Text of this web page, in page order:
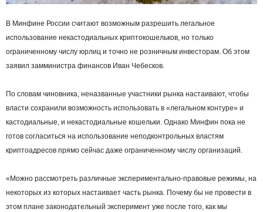
В Минфине России считают возможным разрешить легальное
использование некастодиальных криптокошельков, но только
ограниченному числу юрлиц и точно не розничным инвесторам. Об этом
заявил замминистра финансов Иван Чебесков.
По словам чиновника, неназванные участники рынка настаивают, чтобы
власти сохранили возможность использовать в «легальном контуре» и
кастодиальные, и некастодиальные кошельки. Однако Минфин пока не
готов согласиться на использование неподконтрольных властям
криптоадресов прямо сейчас даже ограниченному числу организаций.
«Можно рассмотреть различные экспериментально‑правовые режимы, на
некоторых из которых настаивает часть рынка. Почему бы не провести в
этом плане законодательный эксперимент уже после того, как мы